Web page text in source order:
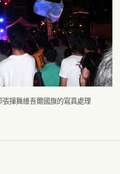
揮舞維吾爾國旗的寫真處理